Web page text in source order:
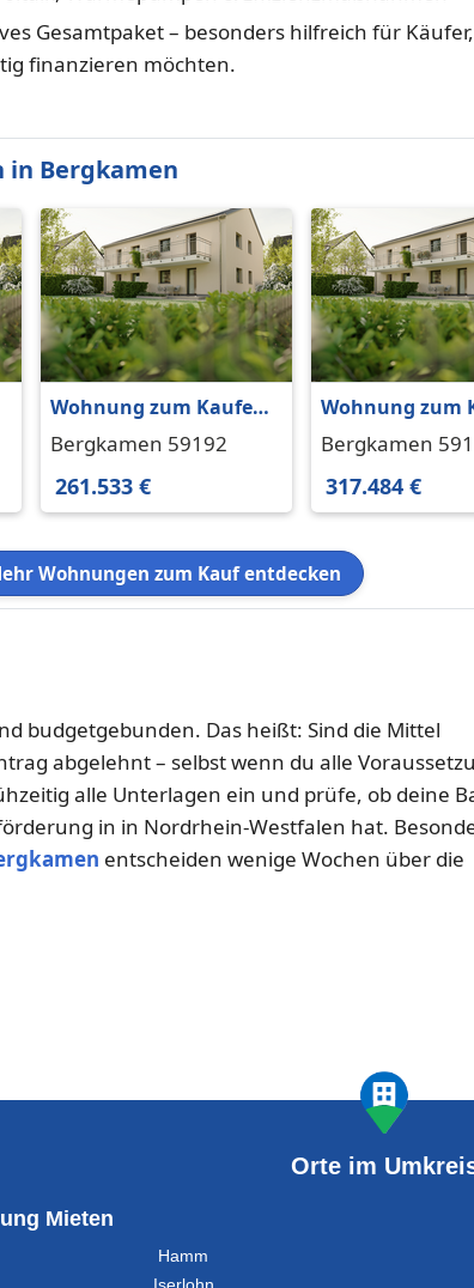
Gesamtpaket – besonders hilfreich für
finanzieren möchten.
in Bergkamen
Wohnung zum Kaufen
in Bergkamen 261.533 €
Bergkamen 59192
261.533 €
Wohnung zum
in Bergkamen
Bergkamen
317.484 €
Wohnungen zum Kauf entdecken
budgetgebunden. Das heißt: Sind die Mittel
abgelehnt – selbst wenn du alle
alle Unterlagen ein und prüfe, ob deine
in in Nordrhein-Westfalen hat.
entscheiden wenige Wochen über die
Orte im
Mieten
Hamm